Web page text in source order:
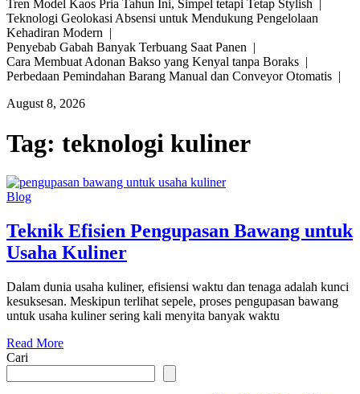
Tren Model Kaos Pria Tahun Ini, Simpel tetapi Tetap Stylish |
Teknologi Geolokasi Absensi untuk Mendukung Pengelolaan
Kehadiran Modern |
Penyebab Gabah Banyak Terbuang Saat Panen |
Cara Membuat Adonan Bakso yang Kenyal tanpa Boraks |
Perbedaan Pemindahan Barang Manual dan Conveyor Otomatis |
August 8, 2026
Tag: teknologi kuliner
Blog
Teknik Efisien Pengupasan Bawang untuk
Usaha Kuliner
Dalam dunia usaha kuliner, efisiensi waktu dan tenaga adalah kunci
kesuksesan. Meskipun terlihat sepele, proses pengupasan bawang
untuk usaha kuliner sering kali menyita banyak waktu
Read More
Cari